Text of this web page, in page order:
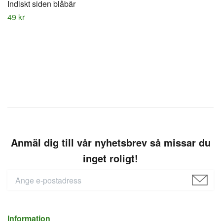
Indiskt siden blåbär
49 kr
Anmäl dig till vår nyhetsbrev så missar du
inget roligt!
Information